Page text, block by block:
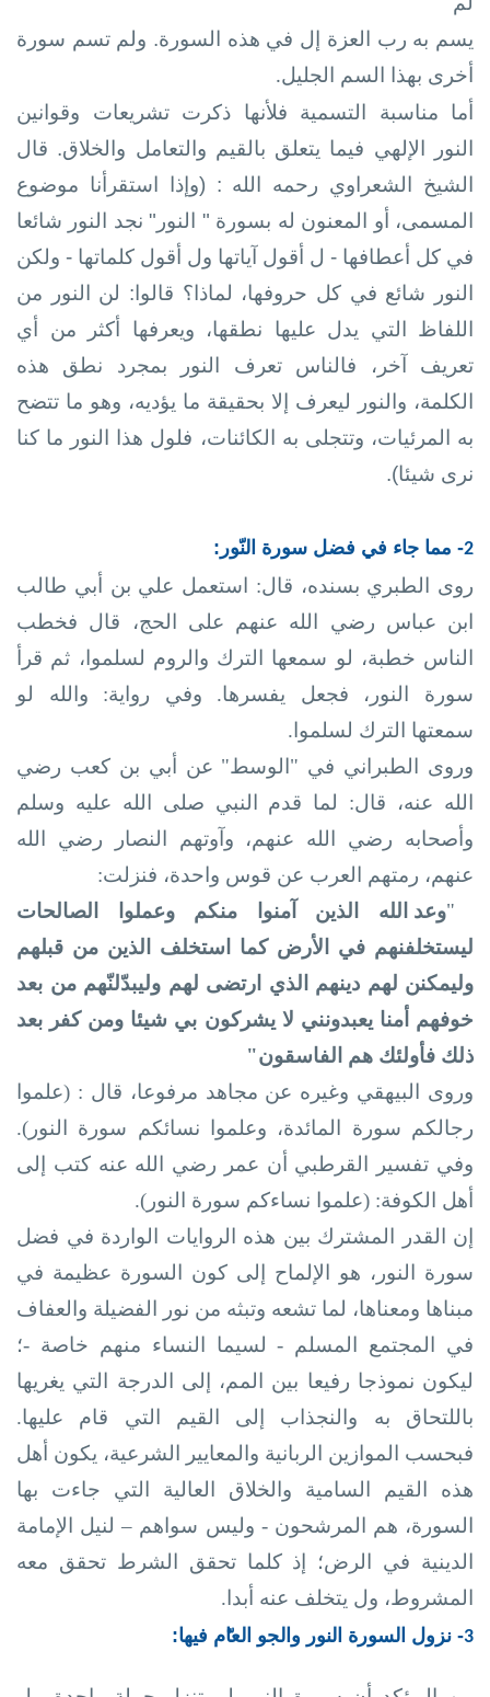
يسم به رب العزة إل في هذه السورة. ولم تسم سورة
أخرى بهذا السم الجليل.
أما مناسبة التسمية فلأنها ذكرت تشريعات وقوانين
النور الإلهي فيما يتعلق بالقيم والتعامل والخلاق. قال
الشيخ الشعراوي رحمه الله : (وإذا استقرأنا موضوع
المسمى، أو المعنون له بسورة " النور" نجد النور شائعا
في كل أعطافها - ل أقول آياتها ول أقول كلماتها - ولكن
النور شائع في كل حروفها، لماذا؟ قالوا: لن النور من
اللفاظ التي يدل عليها نطقها، ويعرفها أكثر من أي
تعريف آخر، فالناس تعرف
النور بمجرد نطق هذه
الكلمة، والنور ليعرف إلا بحقيقة ما يؤديه، وهو ما تتضح
به المرئيات، وتتجلى به الكائنات، فلول هذا النور ما كنا
نرى شيئا).
2- مما جاء في فضل سورة النّور:
روى الطبري بسنده، قال: استعمل علي بن أبي طالب
ابن عباس رضي الله عنهم على الحج، قال فخطب
الناس خطبة، لو سمعها الترك والروم لسلموا، ثم قرأ
سورة النور، فجعل يفسرها. وفي رواية: والله لو
سمعتها الترك لسلموا.
وروى الطبراني في "الوسط" عن أبي بن كعب رضي
الله عنه، قال: لما قدم النبي صلى الله عليه وسلم
وأصحابه رضي الله عنهم، وآوتهم النصار رضي الله
عنهم، رمتهم العرب عن قوس واحدة، فنزلت:
"وعد الله الذين آمنوا منكم وعملوا الصالحات
ليستخلفنهم في الأرض كما استخلف الذين من قبلهم
وليمكنن لهم دينهم الذي ارتضى لهم وليبدّلنّهم من بعد
خوفهم أمنا يعبدونني لا يشركون بي شيئا ومن كفر بعد
ذلك فأولئك هم الفاسقون"
وروى البيهقي وغيره عن مجاهد مرفوعا، قال : (علموا
رجالكم سورة المائدة، وعلموا نسائكم سورة النور).
وفي تفسير القرطبي أن عمر رضي الله عنه كتب إلى
أهل الكوفة: (علموا نساءكم سورة النور).
إن القدر المشترك بين هذه الروايات الواردة في فضل
سورة النور، هو الإلماح إلى كون السورة عظيمة في
مبناها ومعناها، لما تشعه وتبثه من نور الفضيلة والعفاف
في المجتمع المسلم - لسيما النساء منهم خاصة -؛
ليكون نموذجا رفيعا بين المم، إلى الدرجة التي يغريها
باللتحاق به والنجذاب إلى القيم التي قام عليها.
فبحسب الموازين الربانية والمعايير الشرعية، يكون أهل
هذه القيم السامية والخلاق العالية التي جاءت بها
السورة، هم المرشحون - وليس سواهم – لنيل الإمامة
الدينية في الرض؛ إذ كلما تحقق
الشرط تحقق معه
المشروط، ول يتخلف عنه أبدا.
3- نزول السورة النور والجو العام فيها: